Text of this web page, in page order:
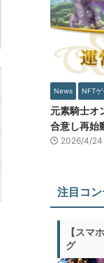
News NFTゲ
元素騎士オ
合意し再始
2026/4/24
注目コ
【スマ
グ